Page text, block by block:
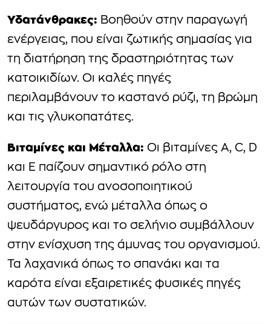
Υδατάνθρακες: Βοηθούν στην παραγωγή
ενέργειας, που είναι ζωτικής σημασίας για
τη διατήρηση της δραστηριότητας των
κατοικιδίων. Οι καλές πηγές
περιλαμβάνουν το καστανό ρύζι, τη βρώμη
και τις γλυκοπατάτες.
Βιταμίνες και Μέταλλα: Οι βιταμίνες A, C, D
και E παίζουν σημαντικό ρόλο στη
λειτουργία του ανοσοποιητικού
συστήματος, ενώ μέταλλα όπως ο
ψευδάργυρος και το σελήνιο συμβάλλουν
στην ενίσχυση της άμυνας του οργανισμού.
Τα λαχανικά όπως το σπανάκι και τα
καρότα είναι εξαιρετικές φυσικές πηγές
αυτών των συστατικών.